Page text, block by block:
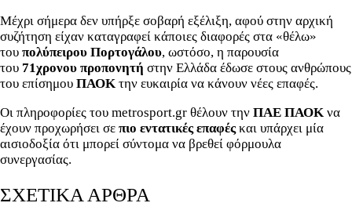
Μέχρι σήμερα δεν υπήρξε σοβαρή εξέλιξη, αφού στην αρχική
συζήτηση είχαν καταγραφεί κάποιες διαφορές στα «θέλω»
του πολύπειρου Πορτογάλου, ωστόσο, η παρουσία
του 71χρονου προπονητή στην Ελλάδα έδωσε στους ανθρώπους
του επίσημου ΠΑΟΚ την ευκαιρία να κάνουν νέες επαφές.
Οι πληροφορίες του metrosport.gr θέλουν την ΠΑΕ ΠΑΟΚ να
έχουν προχωρήσει σε πιο εντατικές επαφέςκαι υπάρχει μία
αισιοδοξία ότι μπορεί σύντομα να βρεθεί φόρμουλα
συνεργασίας.
ΣΧΕΤΙΚΑ ΑΡΘΡΑ